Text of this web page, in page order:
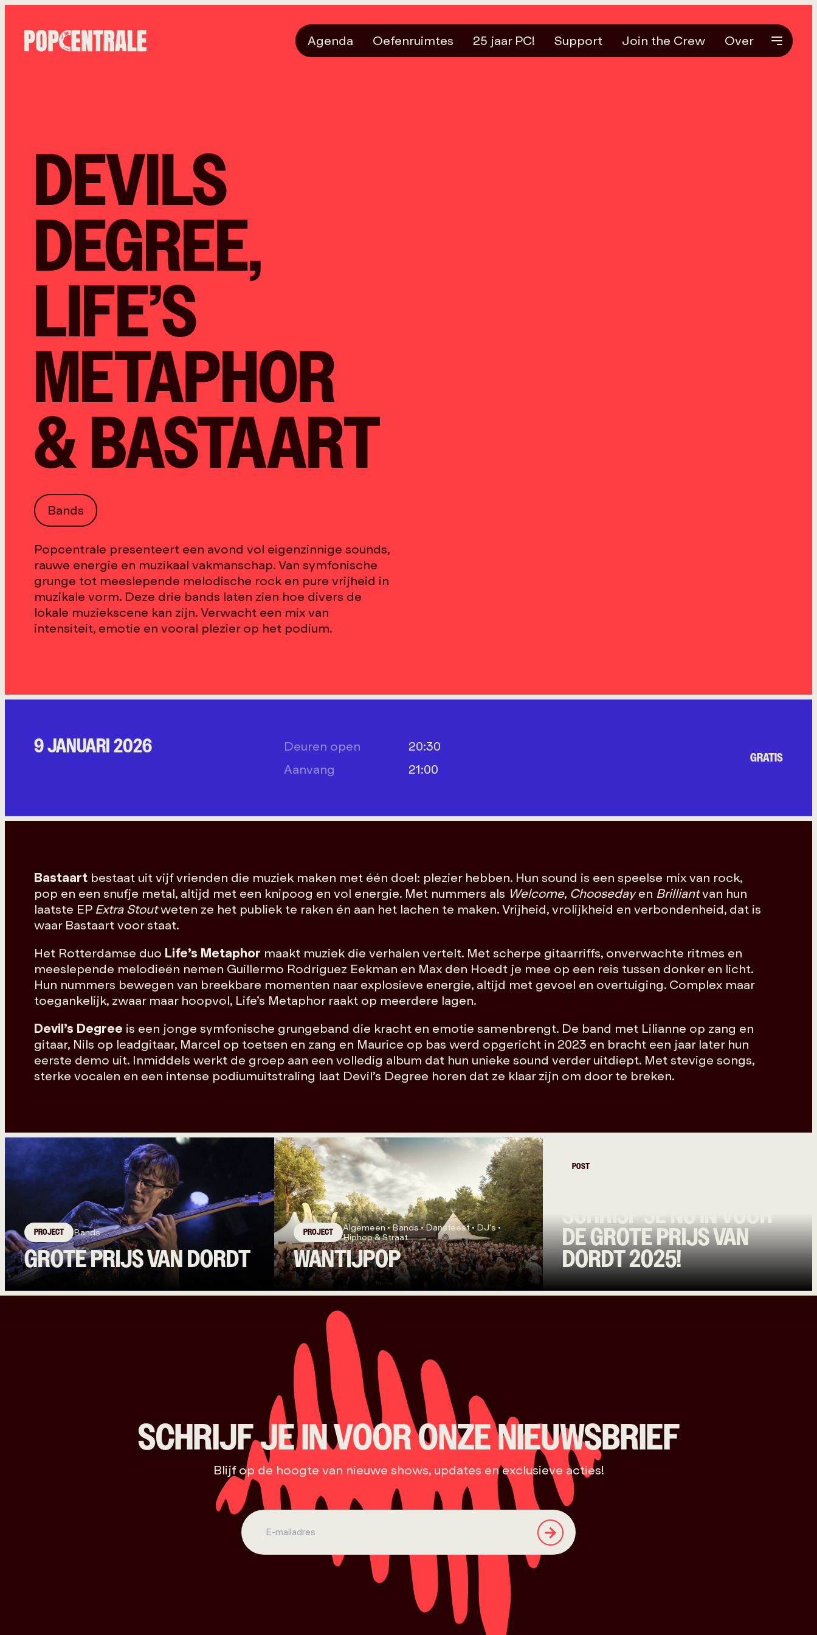
Agenda Oefenruimtes 25 jaar PC! Support Join the Crew Over
DEVILS
DEGREE,
LIFE’S
METAPHOR
& BASTAART
Bands
Popcentrale presenteert een avond vol eigenzinnige sounds,
rauwe energie en muzikaal vakmanschap. Van symfonische
grunge tot meeslepende melodische rock en pure vrijheid in
muzikale vorm. Deze drie bands laten zien hoe divers de
lokale muziekscene kan zijn. Verwacht een mix van
intensiteit, emotie en vooral plezier op het podium.
9 JANUARI 2026 Deuren open
20:30
Aanvang
21:00
GRATIS
Bastaart bestaat uit vijf vrienden die muziek maken met één doel: plezier hebben. Hun sound is een speelse mix van rock,
pop en een snufje metal, altijd met een knipoog en vol energie. Met nummers als Welcome, Choosedayen Brilliantvan hun
laatste EP Extra Stoutweten ze het publiek te raken én aan het lachen te maken. Vrijheid, vrolijkheid en verbondenheid, dat is
waar Bastaart voor staat.
Het Rotterdamse duo Life’s Metaphor maakt muziek die verhalen vertelt. Met scherpe gitaarriffs, onverwachte ritmes en
meeslepende melodieën nemen Guillermo Rodriguez Eekman en Max den Hoedt je mee op een reis tussen donker en licht.
Hun nummers bewegen van breekbare momenten naar explosieve energie, altijd met gevoel en overtuiging. Complex maar
toegankelijk, zwaar maar hoopvol, Life’s Metaphor raakt op meerdere lagen.
Devil’s Degree is een jonge symfonische grungeband die kracht en emotie samenbrengt. De band met Lilianne op zang en
gitaar, Nils op leadgitaar, Marcel op toetsen en zang en Maurice op bas werd opgericht in 2023 en bracht een jaar later hun
eerste demo uit. Inmiddels werkt de groep aan een volledig album dat hun unieke sound verder uitdiept. Met stevige songs,
sterke vocalen en een intense podiumuitstraling laat Devil’s Degree horen dat ze klaar zijn om door te breken.
PROJECT Bands
GROTE PRIJS VAN DORDT
PROJECT
Algemeen • Bands • Dansfeest • DJ's •
Hiphop & Straat
WANTIJPOP
POST
SCHRIJF JE NU IN VOOR
DE GROTE PRIJS VAN
DORDT 2025!
SCHRIJF JE IN VOOR ONZE NIEUWSBRIEF
Blijf op de hoogte van nieuwe shows, updates en exclusieve acties!